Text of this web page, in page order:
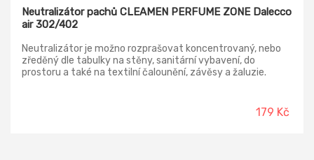
Neutralizátor pachů CLEAMEN PERFUME ZONE Dalecco
air 302/402
Neutralizátor je možno rozprašovat koncentrovaný, nebo
zředěný dle tabulky na stěny, sanitární vybavení, do
prostoru a také na textilní čalounění, závěsy a žaluzie.
179 Kč